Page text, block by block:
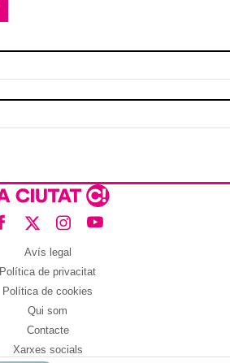
Avís legal
Política de privacitat
Política de cookies
Qui som
Contacte
Xarxes socials